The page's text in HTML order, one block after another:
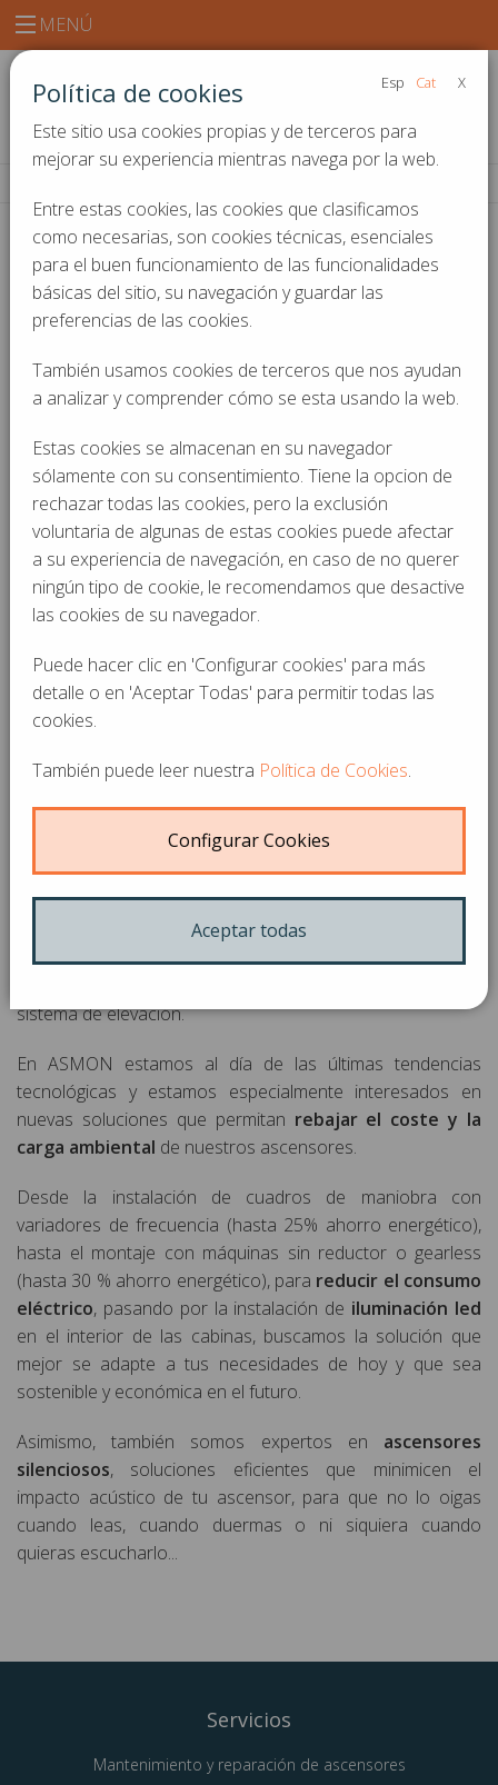
MENÚ
Eficiencia energética y
sostenibilidad
Flexibilidad Multimarca
Experiencia y seguridad
para tu ascensor
Nuestro compromiso
social: RSC
Nuestro equipo
Proximidad,
asesoramiento,
compromiso y confianza
Eficiencia energética y
Tu ascensor siempre está en marcha. Necesita
es importante contener su gasto energético, tanto
para reducir costes innecesarios como para
contribuir a un modelo social más sostenible.
Las nuevas tecnologías en eficiencia energética ofrecen
cada día nuevas soluciones para mejorar los ascensores,
sistema de elevación.
En ASMON estamos al día de las últimas tendencias
tecnológicas y estamos especialmente interesados en
nuevas soluciones que permitan rebajar el coste y la
carga ambiental de nuestros ascensores.
Desde la instalación de cuadros de maniobra con
variadores de frecuencia (hasta 25% ahorro energético),
hasta el montaje con máquinas sin reductor o gearless
(hasta 30 % ahorro energético), para reducir el consumo
eléctrico, pasando por la instalación de iluminación led
en el interior de las cabinas, buscamos la solución que
mejor se adapte a tus necesidades de hoy y que sea
sostenible y económica en el futuro.
Asimismo, también somos expertos en ascensores
silenciosos, soluciones eficientes que minimicen el
impacto acústico de tu ascensor, para que no lo oigas
cuando leas, cuando duermas o ni siquiera cuando
quieras escucharlo...
Servicios
Mantenimiento y reparación de ascensores
X
Cat
Esp
Política de cookies
Este sitio usa cookies propias y de terceros para
mejorar su experiencia mientras navega por la web.
Entre estas cookies, las cookies que clasificamos
como necesarias, son cookies técnicas, esenciales
para el buen funcionamiento de las funcionalidades
básicas del sitio, su navegación y guardar las
preferencias de las cookies.
También usamos cookies de terceros que nos ayudan
a analizar y comprender cómo se esta usando la web.
Estas cookies se almacenan en su navegador
sólamente con su consentimiento. Tiene la opcion de
rechazar todas las cookies, pero la exclusión
voluntaria de algunas de estas cookies puede afectar
a su experiencia de navegación, en caso de no querer
ningún tipo de cookie, le recomendamos que desactive
las cookies de su navegador.
Puede hacer clic en 'Configurar cookies' para más
detalle o en 'Aceptar Todas' para permitir todas las
cookies.
También puede leer nuestra Política de Cookies.
Configurar Cookies
Aceptar todas